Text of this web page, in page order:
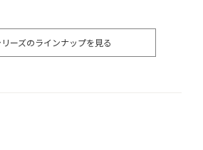
ーズのラインナップを見る